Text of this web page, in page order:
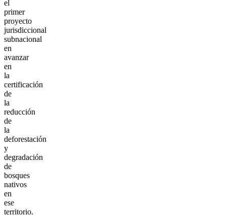
el
primer
proyecto
jurisdiccional
subnacional
en
avanzar
en
la
certificación
de
la
reducción
de
la
deforestación
y
degradación
de
bosques
nativos
en
ese
territorio.